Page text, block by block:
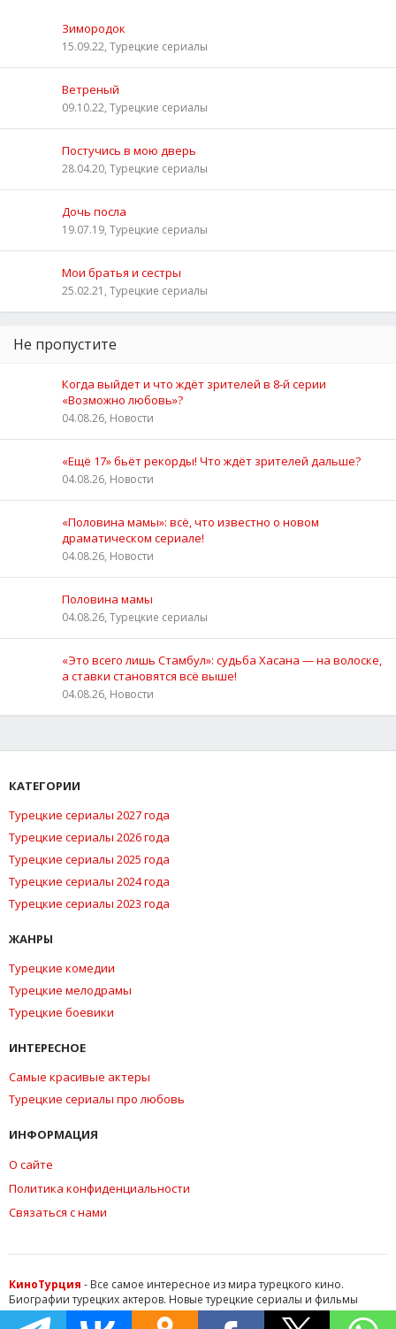
Зимородок
15.09.22, Турецкие сериалы
Ветреный
09.10.22, Турецкие сериалы
Постучись в мою дверь
28.04.20, Турецкие сериалы
Дочь посла
19.07.19, Турецкие сериалы
Мои братья и сестры
25.02.21, Турецкие сериалы
Не пропустите
Когда выйдет и что ждёт зрителей в 8-й серии
«Возможно любовь»?
04.08.26, Новости
«Ещё 17» бьёт рекорды! Что ждёт зрителей дальше?
04.08.26, Новости
«Половина мамы»: всё, что известно о новом
драматическом сериале!
04.08.26, Новости
Половина мамы
04.08.26, Турецкие сериалы
«Это всего лишь Стамбул»: судьба Хасана — на волоске,
а ставки становятся всё выше!
04.08.26, Новости
КАТЕГОРИИ
Турецкие сериалы 2027 года
Турецкие сериалы 2026 года
Турецкие сериалы 2025 года
Турецкие сериалы 2024 года
Турецкие сериалы 2023 года
ЖАНРЫ
Турецкие комедии
Турецкие мелодрамы
Турецкие боевики
ИНТЕРЕСНОЕ
Самые красивые актеры
Турецкие сериалы про любовь
ИНФОРМАЦИЯ
О сайте
Политика конфиденциальности
Связаться с нами
КиноТурция - Все самое интересное из мира турецкого кино.
Биографии турецких актеров. Новые турецкие сериалы и фильмы